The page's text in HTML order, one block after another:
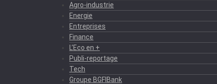
Agro-industrie
Energie
Entreprises
Finance
L’Eco en +
Publi-reportage
Tech
Groupe BGFIBank